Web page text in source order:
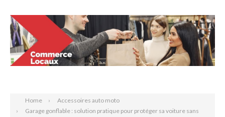
Home
Accessoires auto moto
Garage gonflable : solution pratique pour protéger sa voiture sans